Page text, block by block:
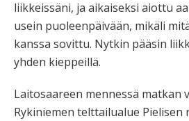
liikkeissäni, ja aikaiseksi aiottu
usein puoleenpäivään, mikäli
kanssa sovittu. Nytkin pääsin
yhden kieppeillä.
Laitosaareen mennessä matkan
Rykiniemen telttailualue Pielisen